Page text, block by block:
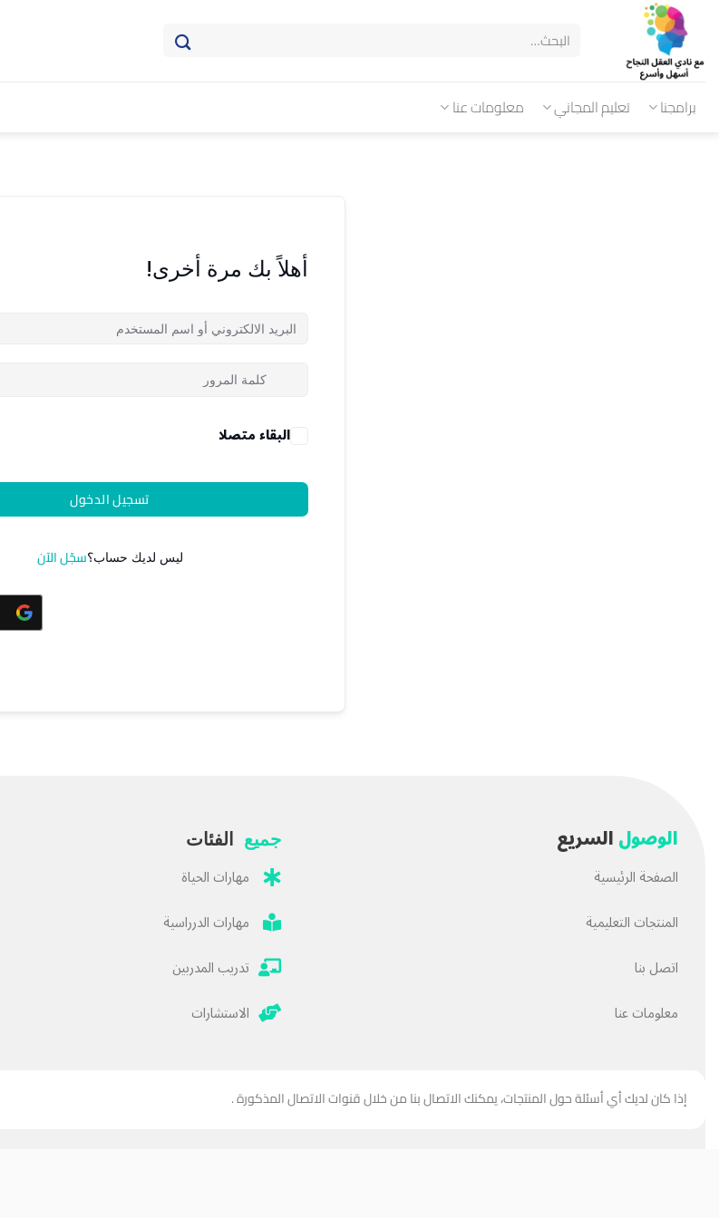
برامجنا تعليم المجاني معلومات عنا
أهلاً بك مرة أخرى!
البقاء متصلا
تسجيل الدخول
ليس لديك حساب؟سجّل الآن
الوصولالسريع
الصفحة الرئيسية
المنتجات التعليمية
اتصل بنا
معلومات عنا
جميع الفئات
مهارات الحياة
مهارات الدرراسية
تدريب المدربين
الاستشارات
إذا كان لديك أي أسئلة حول المنتجات، يمكنك الاتصال بنا من خلال قنوات الاتصال المذكورة .